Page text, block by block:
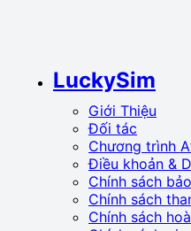
LuckySim
Giới Thiệu
Đối tác
Chương trình
Điều khoản &
Chính sách
Chính sách
Chính sách